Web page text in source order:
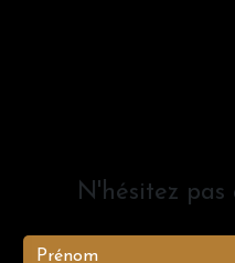
N'hésitez pas